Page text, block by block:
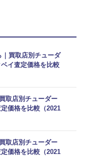
｜買取店別チューダ
イ査定価格を比較
取店別チューダー
価格を比較（2021
取店別チューダー
価格を比較（2021